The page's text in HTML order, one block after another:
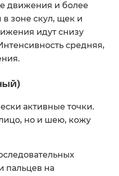
движения и более
зоне скул, щек и
идут снизу
средняя,
активные точки.
лицо, но и шею, кожу
пальцев на